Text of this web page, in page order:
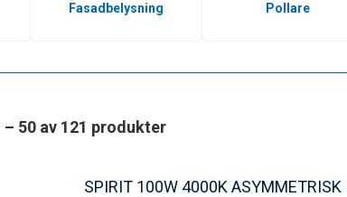
Fasadbelysning Pollare
– 50 av 121 produkter
SPIRIT 100W 4000K ASYMMETRISK